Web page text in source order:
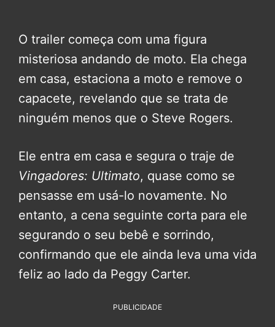
O trailer começa com uma figura
misteriosa andando de moto. Ela chega
em casa, estaciona a moto e remove o
capacete, revelando que se trata de
ninguém menos que o Steve Rogers.
Ele entra em casa e segura o traje de
Vingadores: Ultimato, quase como se
pensasse em usá-lo novamente. No
entanto, a cena seguinte corta para ele
segurando o seu bebê e sorrindo,
confirmando que ele ainda leva uma vida
feliz ao lado da Peggy Carter.
PUBLICIDADE